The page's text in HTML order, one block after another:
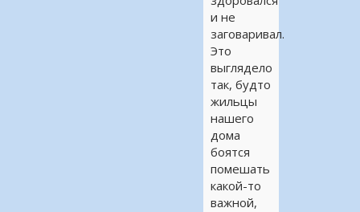
и не
заговаривал.
Это
выглядело
так, будто
жильцы
нашего
дома
боятся
помешать
какой-то
важной,